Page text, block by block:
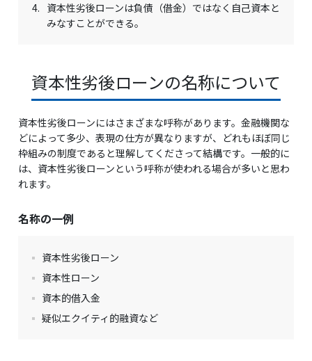
4. 資本性劣後ローンは負債（借金）ではなく自己資本と
みなすことができる。
資本性劣後ローンの名称について
資本性劣後ローンにはさまざまな呼称があります。金融機関な
どによって多少、表現の仕方が異なりますが、どれもほぼ同じ
枠組みの制度であると理解してくださって結構です。一般的に
は、資本性劣後ローンという呼称が使われる場合が多いと思わ
れます。
名称の一例
資本性劣後ローン
資本性ローン
資本的借入金
疑似エクイティ的融資など